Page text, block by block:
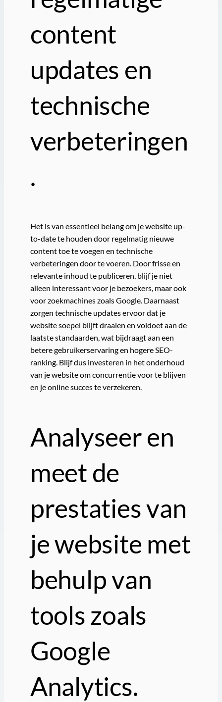
content
updates en
technische
verbeteringen
.
Het is van essentieel belang om je website up-
to-date te houden door regelmatig nieuwe
content toe te voegen en technische
verbeteringen door te voeren. Door frisse en
relevante inhoud te publiceren, blijf je niet
alleen interessant voor je bezoekers, maar ook
voor zoekmachines zoals Google. Daarnaast
zorgen technische updates ervoor dat je
website soepel blijft draaien en voldoet aan de
laatste standaarden, wat bijdraagt aan een
betere gebruikerservaring en hogere SEO-
ranking. Blijf dus investeren in het onderhoud
van je website om concurrentie voor te blijven
en je online succes te verzekeren.
Analyseer en
meet de
prestaties van
je website met
behulp van
tools zoals
Google
Analytics.